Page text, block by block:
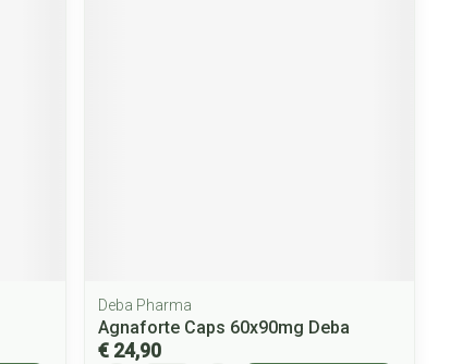
Deba Pharma
Agnaforte Caps 60x90mg Deba
€ 24,90